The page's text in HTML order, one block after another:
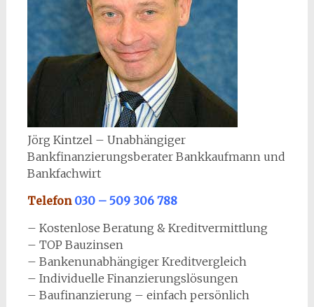
Jörg Kintzel – Unabhängiger
Bankfinanzierungsberater Bankkaufmann und
Bankfachwirt
Telefon 030 – 509 306 788
– Kostenlose Beratung & Kreditvermittlung
– TOP Bauzinsen
– Bankenunabhängiger Kreditvergleich
– Individuelle Finanzierungslösungen
– Baufinanzierung – einfach persönlich